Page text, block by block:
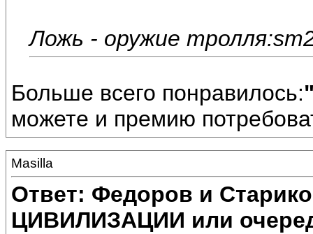
Ложь - оружие
Больше всего понравилось:
можете и премию
Masilla
Ответ: Федоров и
ЦИВИЛИЗАЦИИ или